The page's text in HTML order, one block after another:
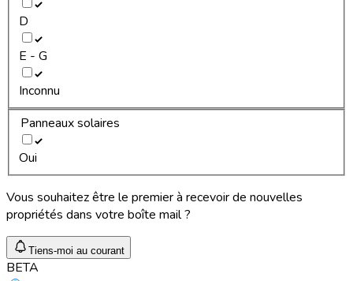
D
E - G
Inconnu
Panneaux solaires
Oui
Vous souhaitez être le premier à recevoir de nouvelles
propriétés dans votre boîte mail ?
Tiens-moi au courant
BETA